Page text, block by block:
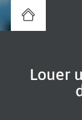
Louer une voiture à l'aéroport